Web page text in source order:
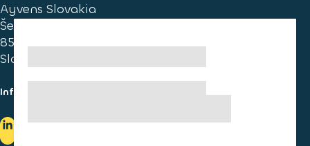
Ayvens Slovakia
Ševčenkova 34
851 01 Bratislava
Slovakia
Informace pro spotřebitele